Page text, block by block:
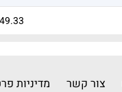
צור קשר מדיניות